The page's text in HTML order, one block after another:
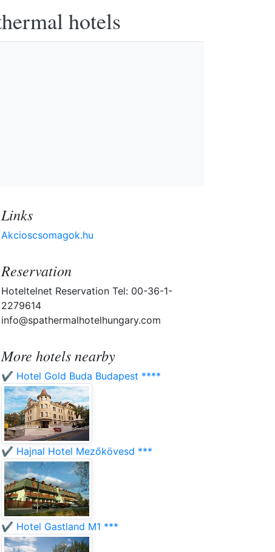
hotels
Links
Akcioscsomagok.hu
Reservation
Hoteltelnet Reservation Tel: 00-36-1-
2279614
info@spathermalhotelhungary.com
More hotels nearby
✔️ Hotel Gold Buda Budapest ****
✔️ Hajnal Hotel Mezőkövesd ***
✔️ Hotel Gastland M1 ***